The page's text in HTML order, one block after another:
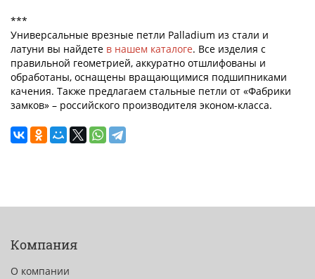
***
Универсальные врезные петли Palladium из стали и
латуни вы найдете в нашем каталоге. Все изделия с
правильной геометрией, аккуратно отшлифованы и
обработаны, оснащены вращающимися подшипниками
качения. Также предлагаем стальные петли от «Фабрики
замков» – российского производителя эконом-класса.
Компания
О компании